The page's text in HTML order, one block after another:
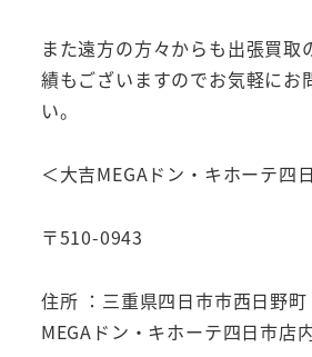
また遠方の方々からも出張買取
績もございますのでお気軽にお
い。
＜大吉MEGAドン・キホーテ四
〒510-0943
住所 ：三重県四日市市西日野町
MEGAドン・キホーテ四日市店